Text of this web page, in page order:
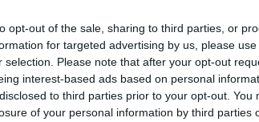
opt-out of the sale, sharing to third parties, or
for targeted advertising by us, please
selection. Please note that after your opt-out
interest-based ads based on personal
to third parties prior to your opt-out. You
of your personal information by third parties